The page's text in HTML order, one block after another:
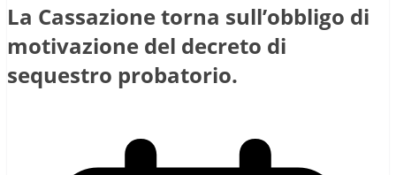
La Cassazione torna sull’obbligo di
motivazione del decreto di
sequestro probatorio.